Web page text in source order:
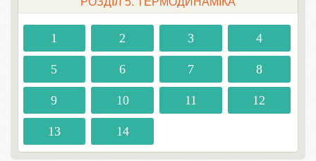
1 2 3 4
5 6 7 8
9 10 11 12
13 14